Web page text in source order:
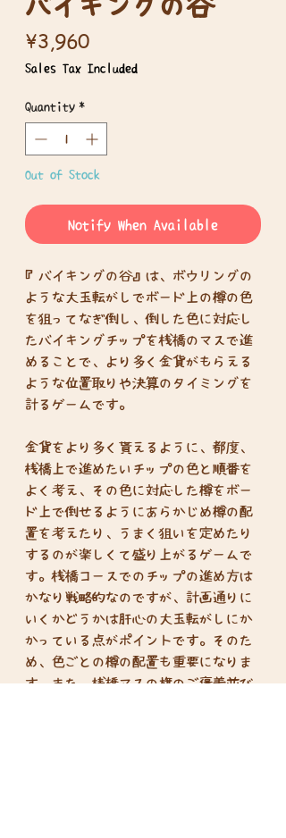
¥3,960Price
Sales Tax Included
Quantity *
Out of Stock
Notify When Available
『バイキングの谷』は、ボウリングの
ような大玉転がしでボード上の樽の色
を狙ってなぎ倒し、倒した色に対応し
たバイキングチップを桟橋のマスで進
めることで、より多く金貨がもらえる
ような位置取りや決算のタイミングを
計るゲームです。
金貨をより多く貰えるように、都度、
桟橋上で進めたいチップの色と順番を
よく考え、その色に対応した樽をボー
ド上で倒せるようにあらかじめ樽の配
置を考えたり、うまく狙いを定めたり
するのが楽しくて盛り上がるゲームで
す。桟橋コースでのチップの進め方は
かなり戦略的なのですが、計画通りに
いくかどうかは肝心の大玉転がしにか
かっている点がポイントです。そのた
め、色ごとの樽の配置も重要になりま
す。また、桟橋マスの旗のご褒美並び